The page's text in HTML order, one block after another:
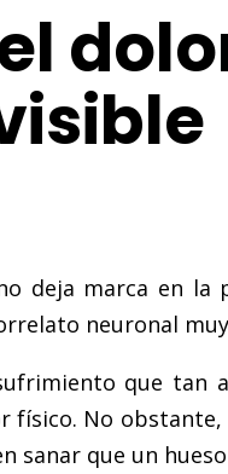
deja marca en
neuronal
que
No
sanar que un